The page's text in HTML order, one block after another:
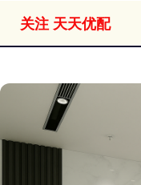
关注 天天优配